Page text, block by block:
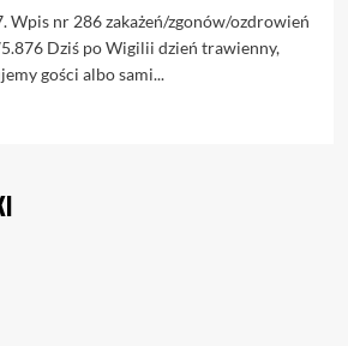
Wpis nr 286 zakażeń/zgonów/ozdrowień
Dziś po Wigilii dzień trawienny,
gości albo sami...